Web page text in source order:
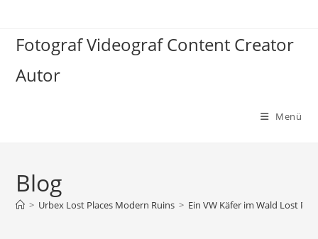
springen
Fotograf Videograf Content Creator
Autor
Menü
Blog
> Urbex Lost Places Modern Ruins > Ein VW Käfer im Wald Lost